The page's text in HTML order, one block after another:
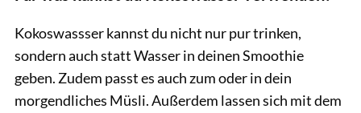
Kokoswassser kannst du nicht nur pur trinken,
sondern auch statt Wasser in deinen Smoothie
geben. Zudem passt es auch zum oder in dein
morgendliches Müsli. Außerdem lassen sich mit dem